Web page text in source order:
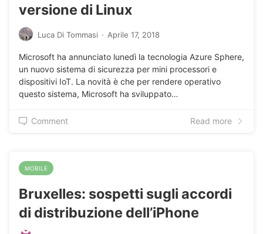
versione di Linux
Luca Di Tommasi · Aprile 17, 2018
Microsoft ha annunciato lunedì la tecnologia Azure Sphere,
un nuovo sistema di sicurezza per mini processori e
dispositivi IoT. La novità è che per rendere operativo
questo sistema, Microsoft ha sviluppato…
Comment Read more
MOBILE
Bruxelles: sospetti sugli accordi
di distribuzione dell’iPhone